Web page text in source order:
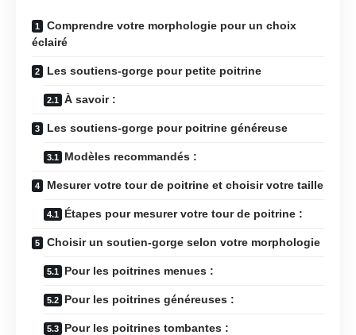
Comprendre votre morphologie pour un choix
éclairé
Les soutiens-gorge pour petite poitrine
À savoir :
Les soutiens-gorge pour poitrine généreuse
Modèles recommandés :
Mesurer votre tour de poitrine et choisir votre taille
Étapes pour mesurer votre tour de poitrine :
Choisir un soutien-gorge selon votre morphologie
Pour les poitrines menues :
Pour les poitrines généreuses :
Pour les poitrines tombantes :